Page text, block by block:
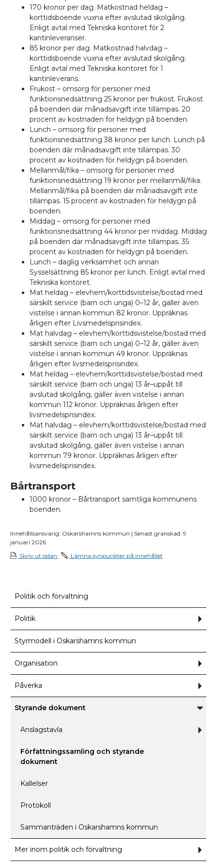
170 kronor per dag. Matkostnad heldag –
korttidsboende vuxna efter avslutad skolgång.
Enligt avtal med Tekniska kontoret för 2
kantinleveranser.
85 kronor per dag. Matkostnad halvdag –
korttidsboende vuxna efter avslutad skolgång.
Enligt avtal med Tekniska kontoret för 1
kantinleverans.
Frukost – omsorg för personer med
funktionsnedsättning 25 kronor per frukost. Frukost
på boenden där månadsavgift inte tillämpas. 20
procent av kostnaden för heldygn på boenden.
Lunch – omsorg för personer med
funktionsnedsättning 38 kronor per lunch. Lunch på
boenden där månadsavgift inte tillämpas. 30
procent av kostnaden för heldygn på boenden.
Mellanmål/fika – omsorg för personer med
funktionsnedsättning 19 kronor per mellanmål/fika.
Mellanmål/fika på boenden där månadsavgift inte
tillämpas. 15 procent av kostnaden för heldygn på
boenden.
Middag – omsorg för personer med
funktionsnedsättning 44 kronor per middag. Middag
på boenden där månadsavgift inte tillämpas. 35
procent av kostnaden för heldygn på boenden.
Lunch – daglig verksamhet och annan
Sysselsättning 85 kronor per lunch. Enligt avtal med
Tekniska kontoret.
Mat heldag – elevhem/korttidsvistelse/bostad med
särskilt service (barn och unga) 0–12 år, gäller även
vistelse i annan kommun 82 kronor. Uppräknas
årligen efter Livsmedelsprisindex.
Mat halvdag – elevhem/korttidsvistelse/bostad med
särskilt service (barn och unga) 0–12 år, gäller även
vistelse i annan kommun 49 kronor. Uppräknas
årligen efter livsmedelsprisindex.
Mat heldag – elevhem/korttidsvistelse/bostad med
särskilt service (barn och unga) 13 år–uppåt till
avslutad skolgång, gäller även vistelse i annan
kommun 112 kronor. Uppräknas årligen efter
livsmedelsprisindex.
Mat halvdag – elevhem/korttidsvistelse/bostad med
särskilt service (barn och unga) 13 år–uppåt till
avslutad skolgång, gäller även vistelse i annan
kommun 79 kronor. Uppräknas årligen efter
livsmedelsprisindex.
Bårtransport
1000 kronor – Bårtransport samtliga kommunens
boenden.
Innehållsansvarig: Oskarshamns kommun | Senast granskad: 9
januari 2026
Skriv ut sidan
Lämna synpunkter på innehållet
Politik och förvaltning
Politik
Styrmodell i Oskarshamns kommun
Organisation
Påverka
Styrande dokument
Anslagstavla
Författningssamling och styrande
dokument
Kallelser
Protokoll
Sammanträden i Oskarshamns kommun
Mer inom politik och förvaltning